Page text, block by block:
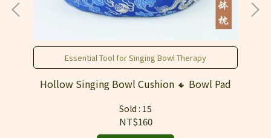
Essential Tool for Singing Bowl Therapy
Hollow Singing Bowl Cushion 🔸 Bowl Pad
Sold : 15
NT$160